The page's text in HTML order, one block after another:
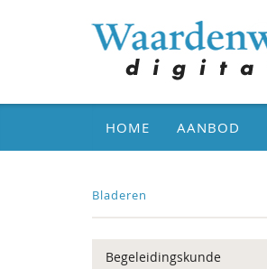
HOME AANBOD
Bladeren
Begeleidingskunde